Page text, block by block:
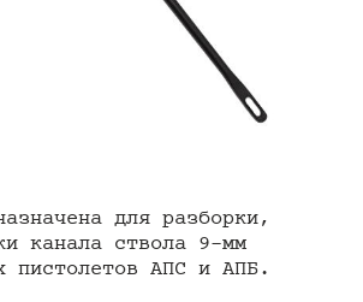
для разборки,
канала ствола 9-мм
пистолетов АПС и АПБ.